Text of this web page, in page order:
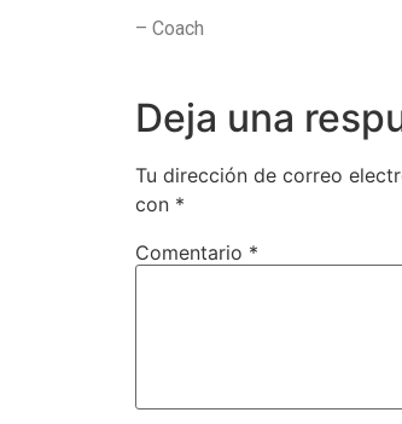
– Coach
Deja una
Tu dirección de correo
con *
Comentario *